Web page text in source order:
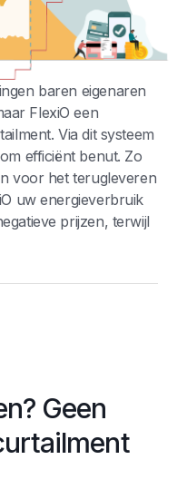
baren eigenaren
FlexiO een
Via dit systeem
efficiënt benut. Zo
voor het terugleveren
uw energieverbruik
prijzen, terwijl
Geen